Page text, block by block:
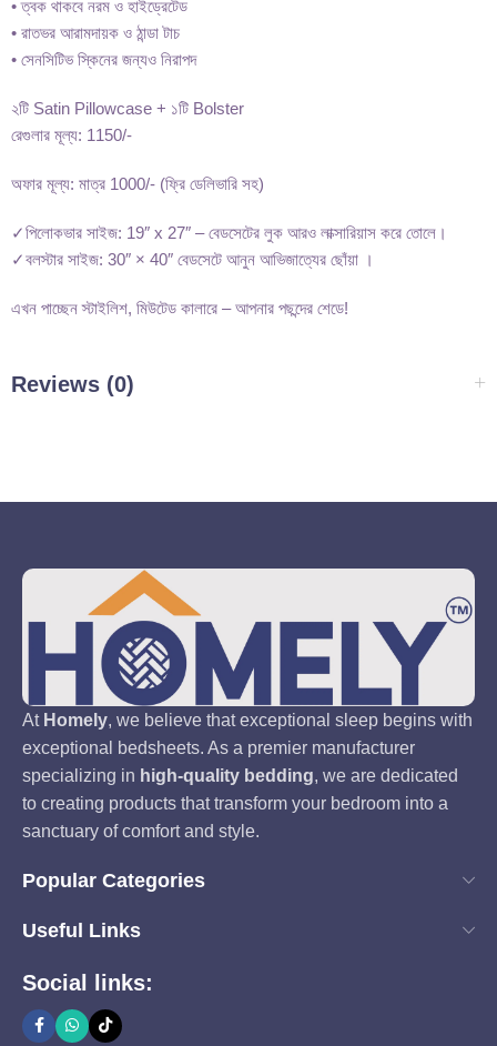
• ত্বক থাকবে নরম ও হাইড্রেটেড
• রাতভর আরামদায়ক ও ঠান্ডা টাচ
• সেনসিটিভ স্কিনের জন্যও নিরাপদ
২টি Satin Pillowcase + ১টি Bolster
রেগুলার মূল্য: 1150/-
অফার মূল্য: মাত্র 1000/- (ফ্রি ডেলিভারি সহ)
✓পিলোকভার সাইজ: 19″ x 27″ – বেডসেটের লুক আরও লাক্সারিয়াস করে তোলে।
✓বলস্টার সাইজ: 30″ × 40″ বেডসেটে আনুন আভিজাত্যের ছোঁয়া ।
এখন পাচ্ছেন স্টাইলিশ, মিউটেড কালারে – আপনার পছন্দের শেডে!
Reviews (0)
At Homely, we believe that exceptional sleep begins with
exceptional bedsheets. As a premier manufacturer
specializing in high-quality bedding, we are dedicated
to creating products that transform your bedroom into a
sanctuary of comfort and style.
Popular Categories
Useful Links
Social links: